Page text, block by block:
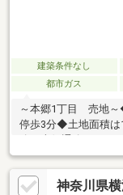
建築条件なし
都市ガス
～本郷1丁目 売地～
停歩3分◆土地面積は
ース確保可能◆建蔽
住宅街が広がってお
なハウスメーカーで
神奈川県